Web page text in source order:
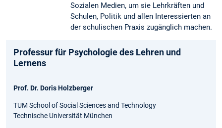
Sozialen Medien, um sie Lehrkräften und
Schulen, Politik und allen Interessierten an
der schulischen Praxis zugänglich machen.
Professur für Psychologie des Lehren und
Lernens
Prof. Dr. Doris Holzberger
TUM School of Social Sciences and Technology
Technische Universität München